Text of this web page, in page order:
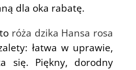
dla oka rabatę.
róża dzika Hansa rosa
łatwa w uprawie,
się. Piękny, dorodny